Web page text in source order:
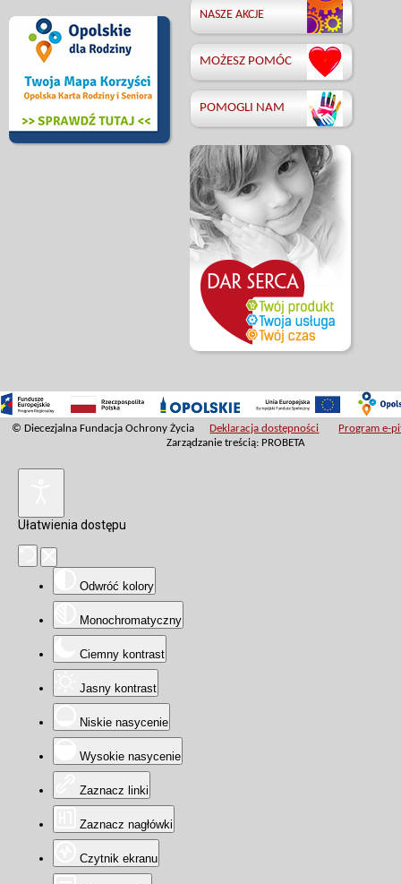
NASZE AKCJE
MOŻESZ POMÓC
POMOGLI NAM
© Diecezjalna Fundacja Ochrony Życia Deklaracja dostępności
Program e-
Zarządzanie treścią: PROBETA
Ułatwienia dostępu
Odwróć kolory
Monochromatyczny
Ciemny kontrast
Jasny kontrast
Niskie nasycenie
Wysokie nasycenie
Zaznacz linki
Zaznacz nagłówki
Czytnik ekranu